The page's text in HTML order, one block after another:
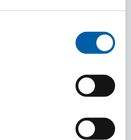
synnytti uusia